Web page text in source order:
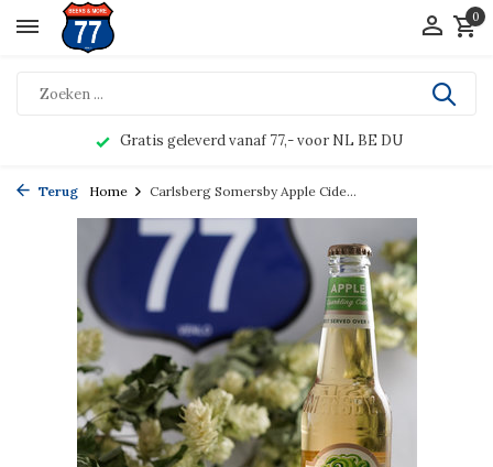
0
Gratis geleverd vanaf 77,- voor NL BE DU
Terug Home Carlsberg Somersby Apple Cide...